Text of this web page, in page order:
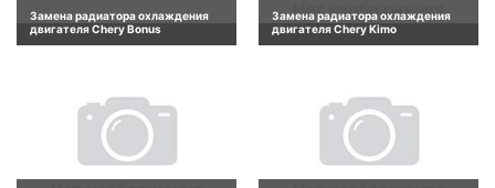
Замена радиатора охлаждения
двигателя Chery Bonus
Замена радиатора охлаждения
двигателя Chery Kimo